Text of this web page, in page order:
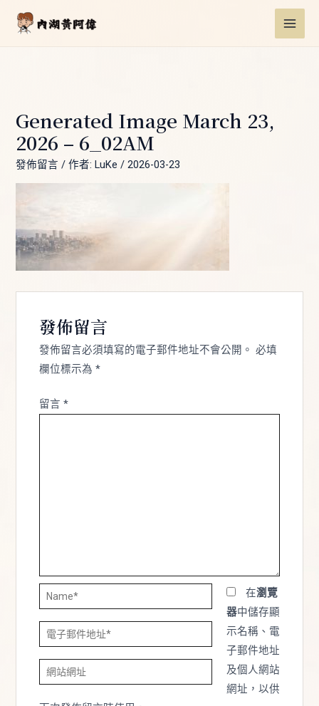
Generated Image March 23,
2026 – 6_02AM
發佈留言 / 作者:LuKe/2026-03-23
發佈留言
發佈留言必須填寫的電子郵件地址不會公開。 必填
欄位標示為 *
留言 *
Name*
電
子
郵
件
網
站
在瀏覽
器中儲存顯
示名稱、電
子郵件地址
及個人網站
網址，以供
navigation